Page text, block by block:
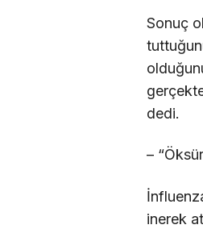
Sonuç
dedi.
–
inerek